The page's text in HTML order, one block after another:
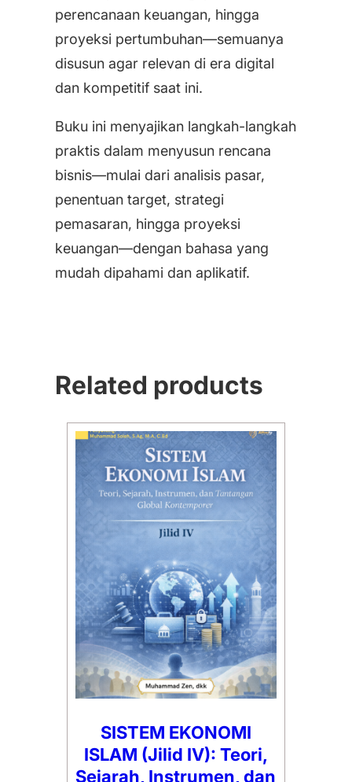
perencanaan keuangan, hingga
proyeksi pertumbuhan—semuanya
disusun agar relevan di era digital
dan kompetitif saat ini.
Buku ini menyajikan langkah-langkah
praktis dalam menyusun rencana
bisnis—mulai dari analisis pasar,
penentuan target, strategi
pemasaran, hingga proyeksi
keuangan—dengan bahasa yang
mudah dipahami dan aplikatif.
Related products
SISTEM EKONOMI
ISLAM (Jilid IV): Teori,
Sejarah, Instrumen, dan